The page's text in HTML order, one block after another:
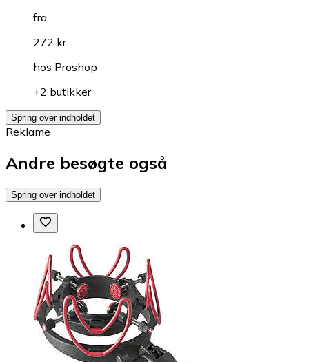
fra
272 kr.
hos Proshop
+2 butikker
Spring over indholdet
Reklame
Andre besøgte også
Spring over indholdet